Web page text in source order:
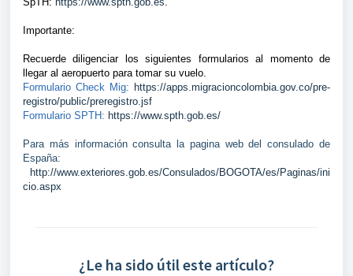
Importante:
Recuerde diligenciar los siguientes formularios al momento de
llegar al aeropuerto para tomar su vuelo.
Formulario Check Mig: https://apps.migracioncolombia.gov.co/pre-
registro/public/preregistro.jsf
Formulario SPTH: https://www.spth.gob.es/
Para más información consulta la pagina web del consulado de
España:
http://www.exteriores.gob.es/Consulados/BOGOTA/es/Paginas/ini
cio.aspx
¿Le ha sido útil este artículo?